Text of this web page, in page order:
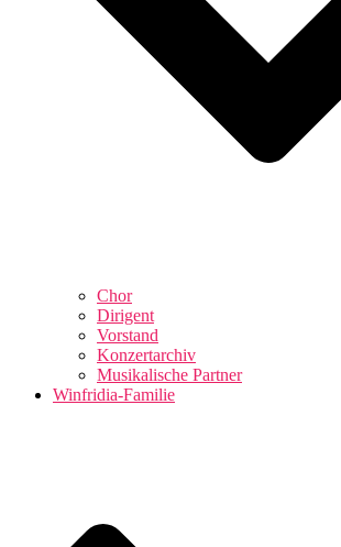
Chor
Dirigent
Vorstand
Konzertarchiv
Musikalische Partner
Winfridia-Familie